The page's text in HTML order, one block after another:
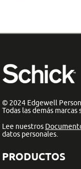
© 2024 Edgewell
Todas las demás
Lee nuestros
datos personales.
PRODUCTOS